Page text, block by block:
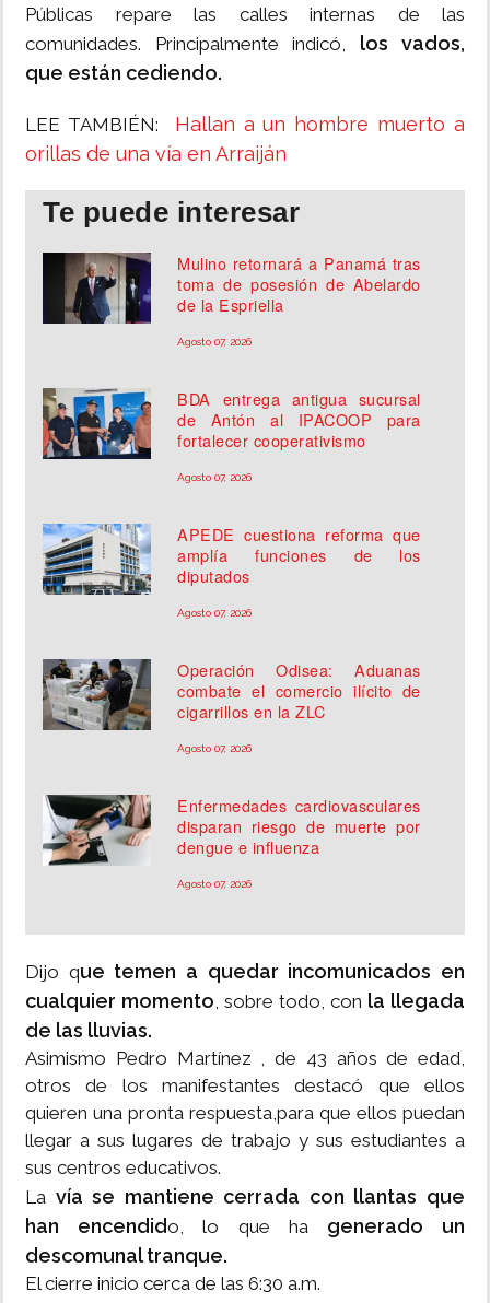
Públicas repare las calles internas de las
comunidades. Principalmente indicó, los vados,
que están cediendo.
LEE TAMBIÉN:
Hallan a un hombre muerto a
orillas de una vía en Arraiján
Te puede interesar
Mulino retornará a Panamá tras
toma de posesión de Abelardo
de la Espriella
Agosto 07, 2026
BDA entrega antigua sucursal
de Antón al IPACOOP para
fortalecer cooperativismo
Agosto 07, 2026
APEDE cuestiona reforma que
amplía funciones de los
diputados
Agosto 07, 2026
Operación Odisea: Aduanas
combate el comercio ilícito de
cigarrillos en la ZLC
Agosto 07, 2026
Enfermedades cardiovasculares
disparan riesgo de muerte por
dengue e influenza
Agosto 07, 2026
Dijo que temen a quedar incomunicados en
cualquier momento, sobre todo, con la llegada
de las lluvias.
Asimismo Pedro Martínez , de 43 años de edad,
otros de los manifestantes destacó que ellos
quieren una pronta respuesta,para que ellos puedan
llegar a sus lugares de trabajo y sus estudiantes a
sus centros educativos.
La vía se mantiene cerrada con llantas que
han encendido, lo que ha generado un
descomunal tranque.
El cierre inicio cerca de las 6:30 a.m.